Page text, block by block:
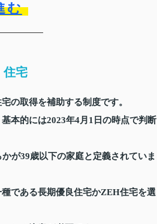
む
住宅
の取得を補助する制度です。
本的には2023年4月1日の時点で判断
が39歳以下の家庭と定義されていま
である長期優良住宅かZEH住宅を選